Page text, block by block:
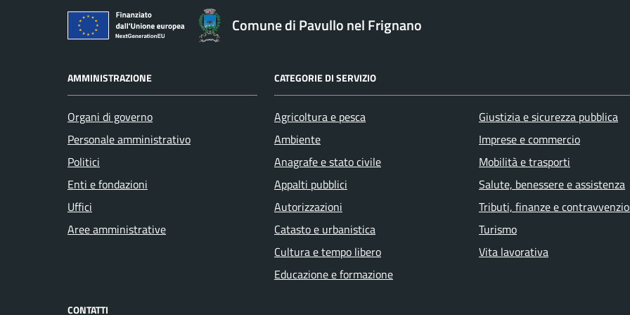
Comune di Pavullo nel Frignano
AMMINISTRAZIONE
Organi di governo
Personale amministrativo
Politici
Enti e fondazioni
Uffici
Aree amministrative
CATEGORIE DI SERVIZIO
Agricoltura e pesca
Ambiente
Anagrafe e stato civile
Appalti pubblici
Autorizzazioni
Catasto e urbanistica
Cultura e tempo libero
Educazione e formazione
Giustizia e sicurezza pubblica
Imprese e commercio
Mobilità e trasporti
Salute, benessere e assistenza
Tributi, finanze e
Turismo
Vita lavorativa
CONTATTI